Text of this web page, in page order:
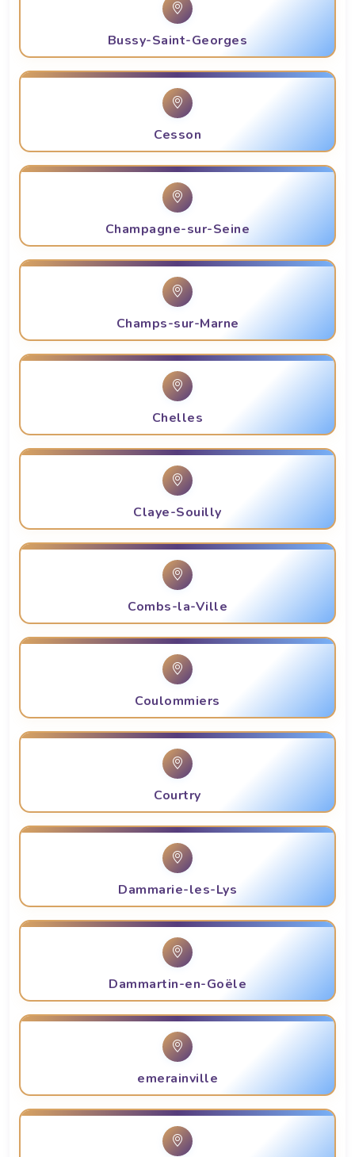
Bussy-Saint-Georges
Cesson
Champagne-sur-Seine
Champs-sur-Marne
Chelles
Claye-Souilly
Combs-la-Ville
Coulommiers
Courtry
Dammarie-les-Lys
Dammartin-en-Goële
emerainville